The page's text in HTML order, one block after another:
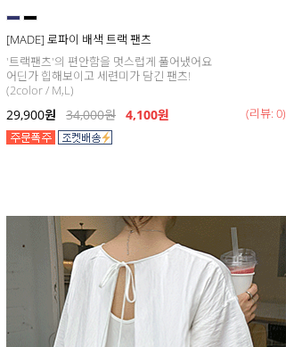
[MADE] 로파이 배색 트랙 팬츠
'트랙팬츠'의 편안함을 멋스럽게 풀어냈어요
어딘가 힙해보이고 세련미가 담긴 팬츠!
(2color / M,L)
29,900원 34,000원 4,100원 (리뷰: 0)